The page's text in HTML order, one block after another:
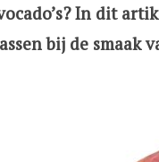
In dit
bij de smaak